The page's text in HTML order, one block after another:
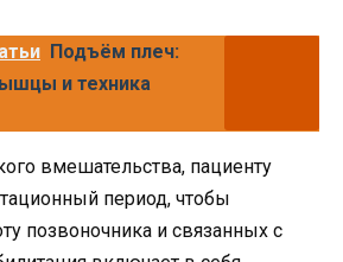
Подъём плеч:
и техника
вмешательства, пациенту
период, чтобы
позвоночника и связанных с